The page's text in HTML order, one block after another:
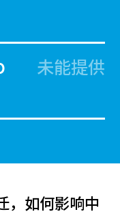
未能提供
，如何影响中